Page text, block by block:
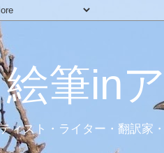
筆in
ィスト・ライター・翻訳家